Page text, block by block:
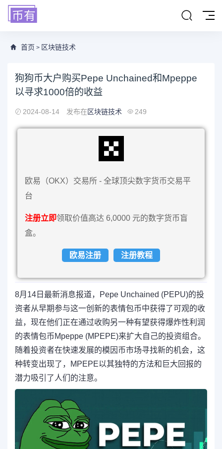
首页 > 区块链技术
狗狗币大户购买Pepe Unchained和Mpeppe
以寻求1000倍的收益
2024-08-14 发布在区块链技术 249
欧易（OKX）交易所 - 全球顶尖数字货币交易平
台
注册立即领取价值高达 6,0000 元的数字货币盲
盒。
欧易注册 注册教程
8月14日最新消息报道，Pepe Unchained (PEPU)的投
资者从早期参与这一创新的表情包币中获得了可观的收
益，现在他们正在通过收购另一种有望获得爆炸性利润
的表情包币Mpeppe (MPEPE)来扩大自己的投资组合。
随着投资者在快速发展的模因币市场寻找新的机会，这
种转变出现了，MPEPE以其独特的方法和巨大回报的
潜力吸引了人们的注意。